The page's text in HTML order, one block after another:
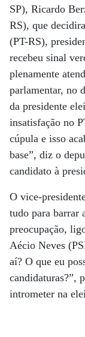
SP), Ricardo
RS), que
(PT-RS),
recebeu sinal
plenamente
parlamentar, no
da presidente
insatisfação no
cúpula e isso
base”, diz o
candidato à
O vice-
tudo para barrar
preocupação,
Aécio Neves
aí? O que eu
candidaturas?”,
intrometer na